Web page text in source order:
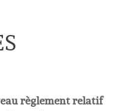
règlement relatif